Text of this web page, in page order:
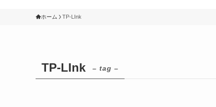
ホーム TP-LInk
TP-LInk – tag –